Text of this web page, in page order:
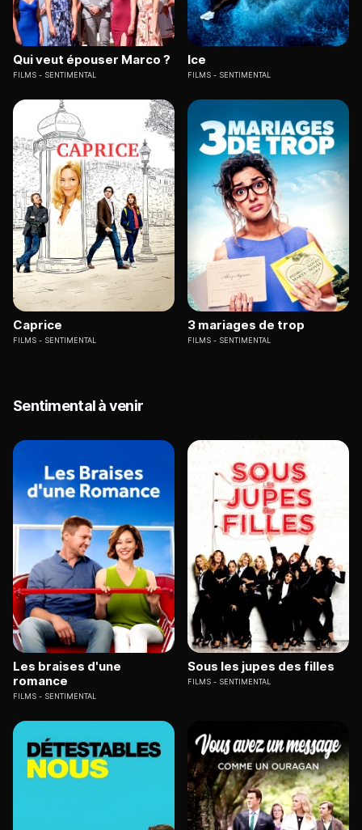
Qui veut épouser Marco ?
FILMS SENTIMENTAL
Ice
FILMS SENTIMENTAL
Caprice
FILMS SENTIMENTAL
3 mariages de trop
FILMS SENTIMENTAL
Sentimental à venir
Les braises d'une
romance
FILMS SENTIMENTAL
Sous les jupes des filles
FILMS SENTIMENTAL